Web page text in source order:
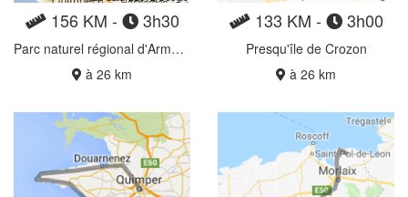
156 KM - 3h30
Parc naturel régional d'Armorique
à 26 km
133 KM - 3h00
Presqu'île de Crozon
à 26 km